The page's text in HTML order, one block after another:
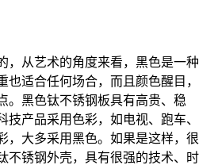
，从艺术的角度来看，黑色是一种
也适合任何场合，而且颜色醒目，
。黑色钛不锈钢板具有高贵、稳
技产品采用色彩，如电视、跑车、
，大多采用黑色。如果是这样，很
不锈钢外壳，具有很强的技术、时